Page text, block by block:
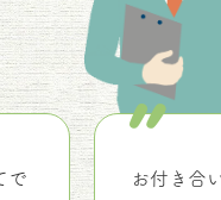
で
お付き合